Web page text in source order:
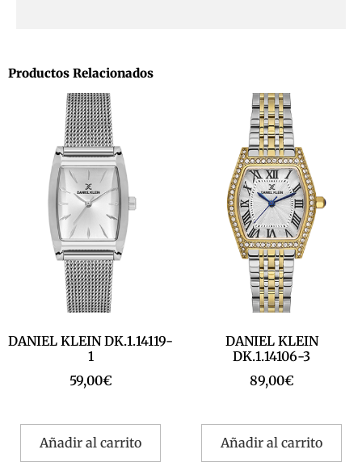
Productos Relacionados
DANIEL KLEIN DK.1.14119-
1
59,00€
Añadir al carrito
DANIEL KLEIN
DK.1.14106-3
89,00€
Añadir al carrito